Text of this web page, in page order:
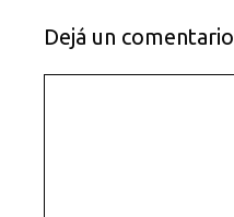
Dejá un comentario